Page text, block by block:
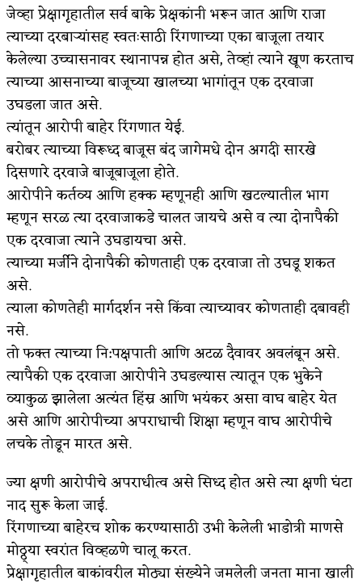
जेव्हा प्रेक्षागृहातील सर्व बाके प्रेक्षकांनी भरून जात आणि राजा
त्याच्या दरबाऱ्यांसह स्वतःसाठी रिंगणाच्या एका बाजूला तयार
केलेल्या उच्चासनावर स्थानापन्न होत असे, तेव्हां त्याने खूण करताच
त्याच्या आसनाच्या बाजूच्या खालच्या भागांतून एक दरवाजा
उघडला जात असे.
त्यांतून आरोपी बाहेर रिंगणात येई.
बरोबर त्याच्या विरूध्द बाजूस बंद जागेमधे दोन अगदी सारखे
दिसणारे दरवाजे बाजूबाजूला होते.
आरोपीने कर्तव्य आणि हक्क म्हणूनही आणि खटल्यातील भाग
म्हणून सरळ त्या दरवाजाकडे चालत जायचे असे व त्या दोनापैकी
एक दरवाजा त्याने उघडायचा असे.
त्याच्या मर्जीने दोनापैकी कोणताही एक दरवाजा तो उघडू शकत
असे.
त्याला कोणतेही मार्गदर्शन नसे किंवा त्याच्यावर कोणताही दबावही
नसे.
तो फक्त त्याच्या नि:पक्षपाती आणि अटळ दैवावर अवलंबून असे.
त्यापैकी एक दरवाजा आरोपीने उघडल्यास त्यातून एक भुकेने
व्याकुळ झालेला अत्यंत हिंस्र आणि भयंकर असा वाघ बाहेर येत
असे आणि आरोपीच्या अपराधाची शिक्षा म्हणून वाघ आरोपीचे
लचके तोडून मारत असे.
ज्या क्षणी आरोपीचे अपराधीत्व असे सिध्द होत असे त्या क्षणी घंटा
नाद सुरू केला जाई.
रिंगणाच्या बाहेरच शोक करण्यासाठी उभी केलेली भाडोत्री माणसे
मोठ्ठ्या स्वरांत विव्हळणे चालू करत.
प्रेक्षागृहातील बाकांवरील मोठ्या संख्येने जमलेली जनता माना खाली